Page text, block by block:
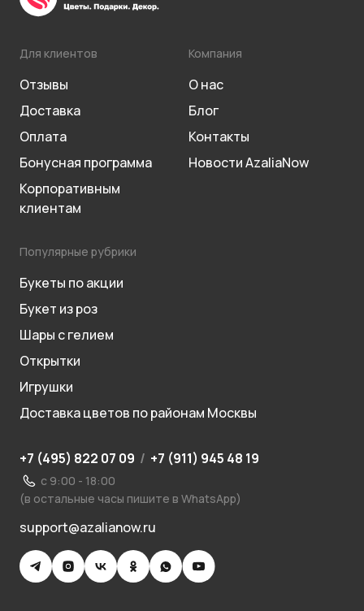
Для клиентов
Отзывы
Доставка
Оплата
Бонусная программа
Корпоративным
клиентам
Компания
О нас
Блог
Контакты
Новости AzaliaNow
Популярные рубрики
Букеты по акции
Букет из роз
Шары с гелием
Открытки
Игрушки
Доставка цветов по районам Москвы
+7 (495) 822 07 09 / +7 (911) 945 48 19
с 9:00 - 18:00
(в остальные часы пишите в WhatsApp)
support@azalianow.ru